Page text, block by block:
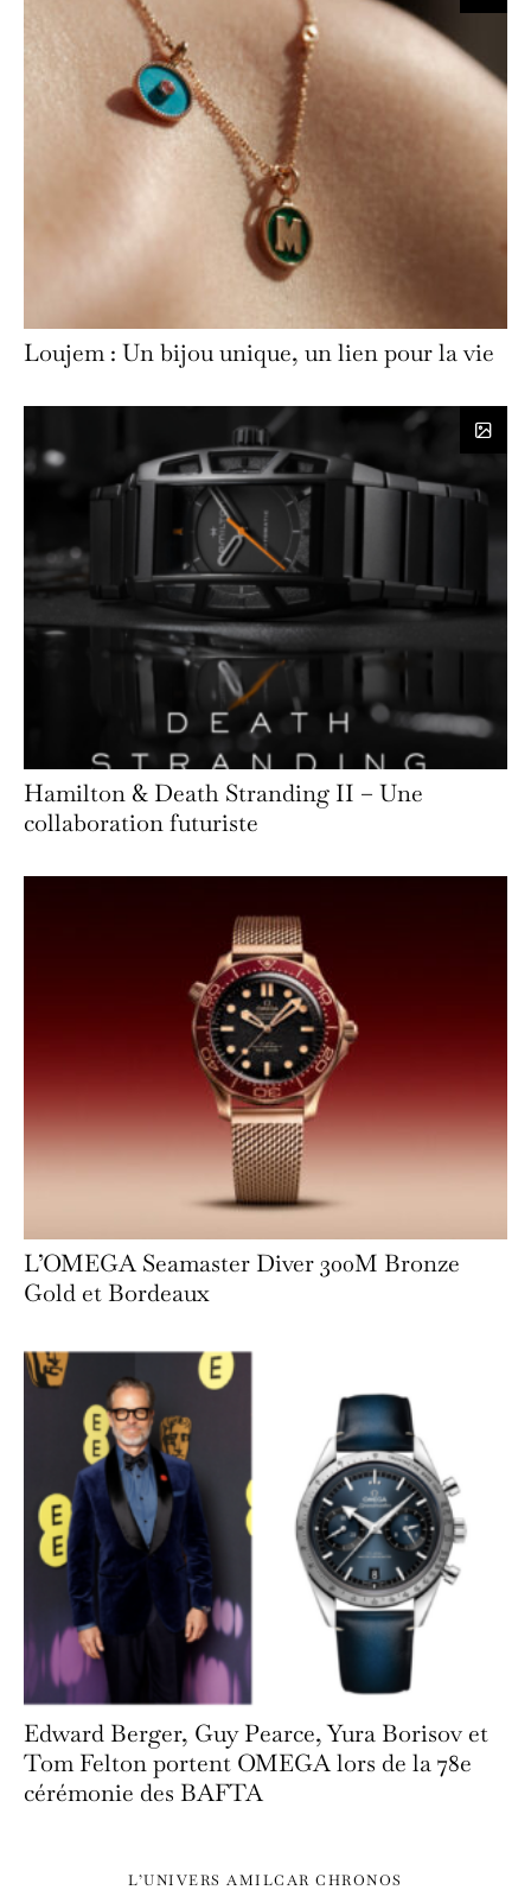
Loujem : Un bijou unique, un lien pour la vie
Hamilton & Death Stranding II – Une
collaboration futuriste
L’OMEGA Seamaster Diver 300M Bronze
Gold et Bordeaux
Edward Berger, Guy Pearce, Yura Borisov et
Tom Felton portent OMEGA lors de la 78e
cérémonie des BAFTA
L’UNIVERS AMILCAR CHRONOS